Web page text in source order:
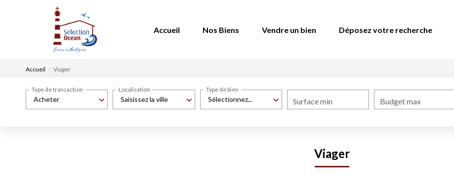
Accueil Nos Biens Vendre un bien Déposez votre recherche
Accueil Viager
Acheter
Type de transaction
Saisissez la ville
Localisation
Sélectionnez...
Type de bien
Surface min Budget max
Viager